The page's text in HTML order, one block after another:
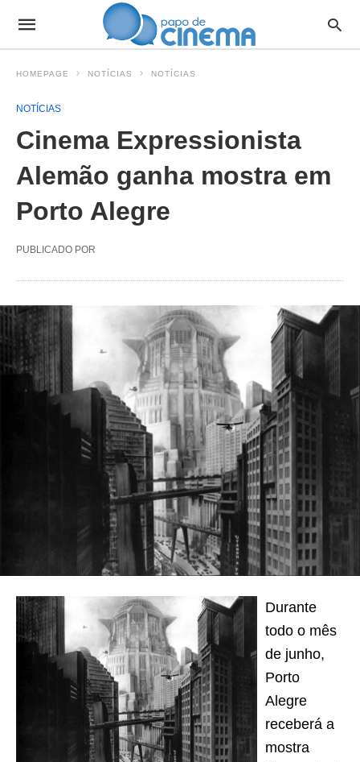
HOMEPAGE NOTÍCIAS NOTÍCIAS
NOTÍCIAS
Cinema Expressionista
Alemão ganha mostra em
Porto Alegre
PUBLICADO POR
Durante
todo o mês
de junho,
Porto
Alegre
receberá a
mostra